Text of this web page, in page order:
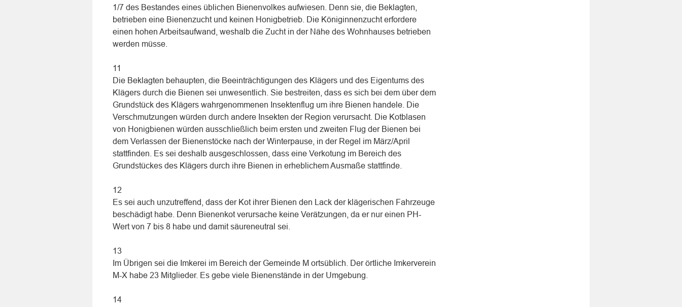
1/7 des Bestandes eines üblichen Bienenvolkes aufwiesen. Denn sie, die Beklagten,
betrieben eine Bienenzucht und keinen Honigbetrieb. Die Königinnenzucht erfordere
einen hohen Arbeitsaufwand, weshalb die Zucht in der Nähe des Wohnhauses betrieben
werden müsse.
11
Die Beklagten behaupten, die Beeinträchtigungen des Klägers und des Eigentums des
Klägers durch die Bienen sei unwesentlich. Sie bestreiten, dass es sich bei dem über dem
Grundstück des Klägers wahrgenommenen Insektenflug um ihre Bienen handele. Die
Verschmutzungen würden durch andere Insekten der Region verursacht. Die Kotblasen
von Honigbienen würden ausschließlich beim ersten und zweiten Flug der Bienen bei
dem Verlassen der Bienenstöcke nach der Winterpause, in der Regel im März/April
stattfinden. Es sei deshalb ausgeschlossen, dass eine Verkotung im Bereich des
Grundstückes des Klägers durch ihre Bienen in erheblichem Ausmaße stattfinde.
12
Es sei auch unzutreffend, dass der Kot ihrer Bienen den Lack der klägerischen Fahrzeuge
beschädigt habe. Denn Bienenkot verursache keine Verätzungen, da er nur einen PH-
Wert von 7 bis 8 habe und damit säureneutral sei.
13
Im Übrigen sei die Imkerei im Bereich der Gemeinde M ortsüblich. Der örtliche Imkerverein
M-X habe 23 Mitglieder. Es gebe viele Bienenstände in der Umgebung.
14